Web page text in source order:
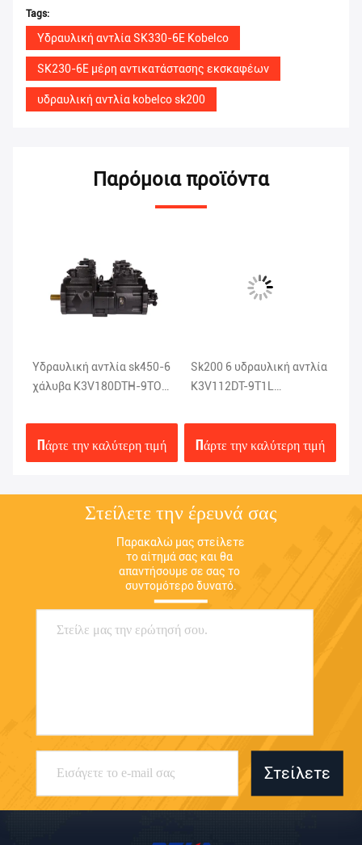
Tags:
Υδραυλική αντλία SK330-6E Kobelco
SK230-6E μέρη αντικατάστασης εκσκαφέων
υδραυλική αντλία kobelco sk200
Παρόμοια προϊόντα
Υδραυλική αντλία sk450-6
χάλυβα K3V180DTH-9TOV
εκσκαφέων
Πάρτε την καλύτερη τιμή
Sk200 6 υδραυλική αντλία
K3V112DT-9T1L
καθισμάτων αργιλίου
Πάρτε την καλύτερη τιμή
Στείλετε την έρευνά σας
Παρακαλώ μας στείλετε
το αίτημά σας και θα
απαντήσουμε σε σας το
συντομότερο δυνατό.
Στείλετε